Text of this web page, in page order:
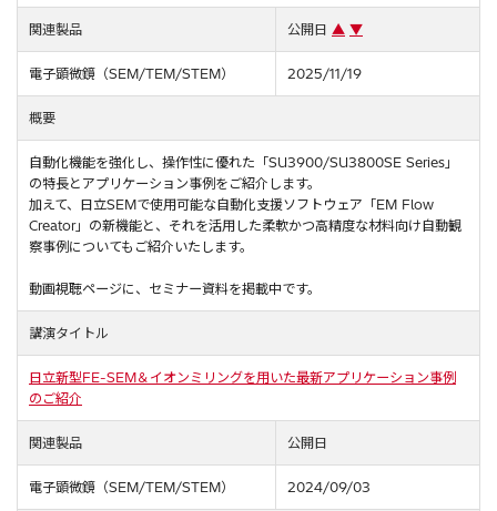
関連製品 公開日 ▲ ▼
電子顕微鏡（SEM/TEM/STEM） 2025/11/19
概要
自動化機能を強化し、操作性に優れた「SU3900/SU3800SE Series」
の特長とアプリケーション事例をご紹介します。
加えて、日立SEMで使用可能な自動化支援ソフトウェア「EM Flow
Creator」の新機能と、それを活用した柔軟かつ高精度な材料向け自動観
察事例についてもご紹介いたします。
動画視聴ページに、セミナー資料を掲載中です。
講演タイトル
日立新型FE-SEM＆イオンミリングを用いた最新アプリケーション事例
のご紹介
関連製品 公開日
電子顕微鏡（SEM/TEM/STEM） 2024/09/03